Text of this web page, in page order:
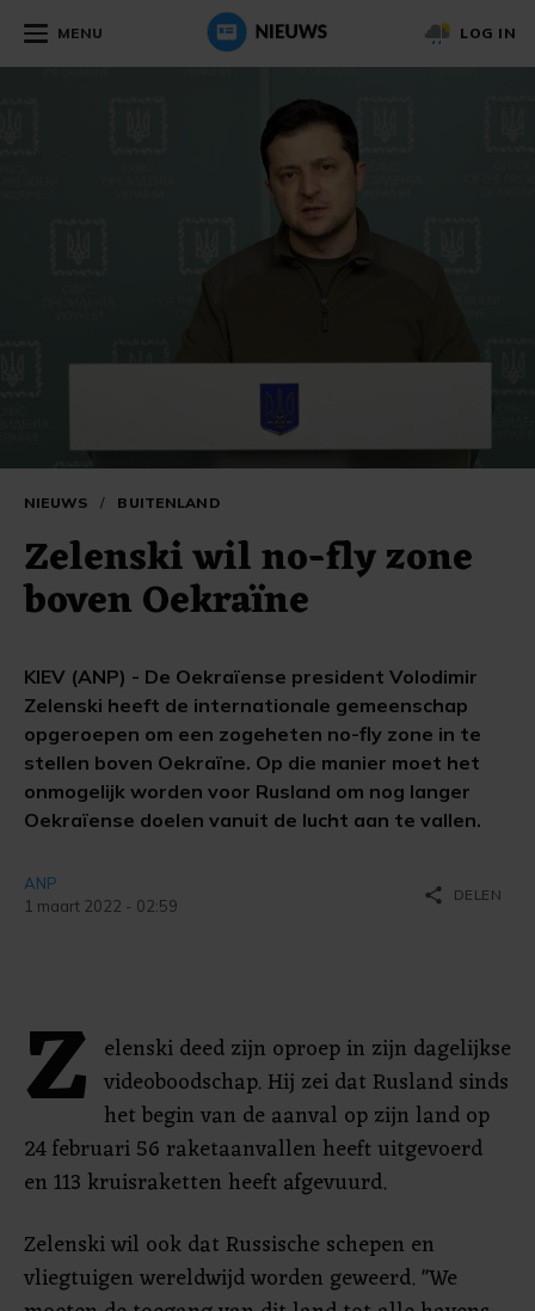
MENU LOG IN
NIEUWS / BUITENLAND
Zelenski wil no-fly zone
boven Oekraïne
KIEV (ANP) - De Oekraïense president Volodimir
Zelenski heeft de internationale gemeenschap
opgeroepen om een zogeheten no-fly zone in te
stellen boven Oekraïne. Op die manier moet het
onmogelijk worden voor Rusland om nog langer
Oekraïense doelen vanuit de lucht aan te vallen.
ANP
1 maart 2022 - 02:59
share DELEN
Z elenski deed zijn oproep in zijn dagelijkse
videoboodschap. Hij zei dat Rusland sinds
het begin van de aanval op zijn land op
24 februari 56 raketaanvallen heeft uitgevoerd
en 113 kruisraketten heeft afgevuurd.
Zelenski wil ook dat Russische schepen en
vliegtuigen wereldwijd worden geweerd. "We